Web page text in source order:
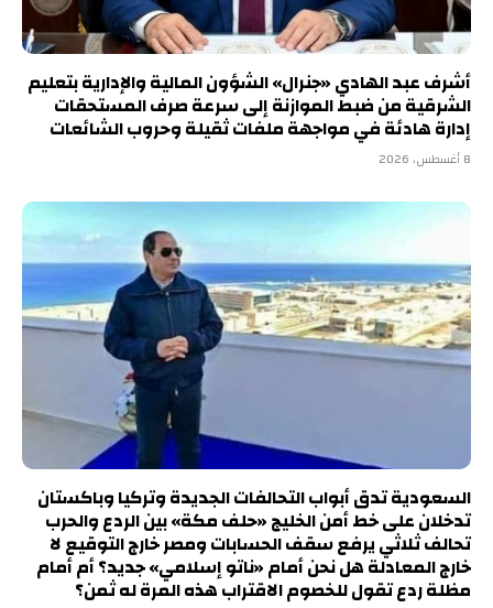
أشرف عبد الهادي «جنرال» الشؤون المالية والإدارية بتعليم
الشرقية من ضبط الموازنة إلى سرعة صرف المستحقات
إدارة هادئة في مواجهة ملفات ثقيلة وحروب الشائعات
8 أغسطس، 2026
السعودية تدق أبواب التحالفات الجديدة وتركيا وباكستان
تدخلان على خط أمن الخليج «حلف مكة» بين الردع والحرب
تحالف ثلاثي يرفع سقف الحسابات ومصر خارج التوقيع لا
خارج المعادلة هل نحن أمام «ناتو إسلامي» جديد؟ أم أمام
مظلة ردع تقول للخصوم الاقتراب هذه المرة له ثمن؟